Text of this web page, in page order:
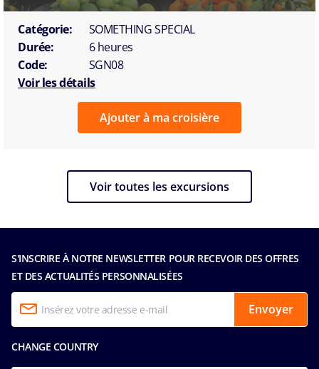
Catégorie:
SOMETHING SPECIAL
Durée:
6 heures
Code:
SGN08
Voir les détails
Ajouter à ma croisière
Voir toutes les excursions
S'INSCRIRE À NOTRE NEWSLETTER POUR RECEVOIR DES OFFRES
ET DES ACTUALITÉS PERSONNALISÉES
Envoyer
CHANGE COUNTRY